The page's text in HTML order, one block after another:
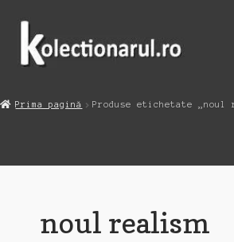
Sari
navigare
Sari
conținut
Contact
Prima pagină Produse etichetate „noul
noul realism